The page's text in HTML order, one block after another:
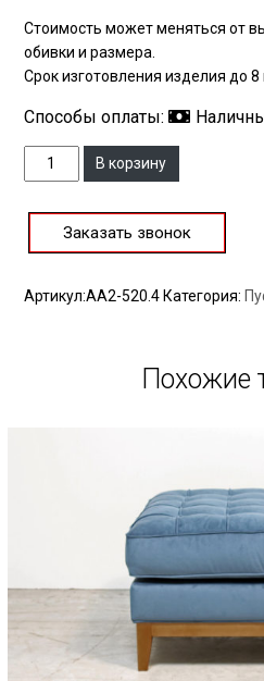
Стоимость может меняться от
обивки и размера.
Срок изготовления изделия до 8
Способы оплаты:
КоличествоВ корзину
Заказать звонок
Артикул:АА2-520.4 Категория:
Похожие